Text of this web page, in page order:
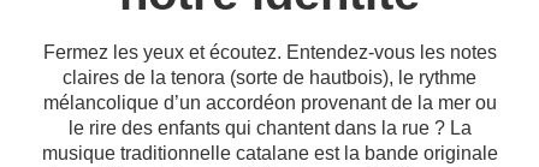
Fermez les yeux et écoutez. Entendez-vous les notes
claires de la tenora (sorte de hautbois), le rythme
mélancolique d’un accordéon provenant de la mer ou
le rire des enfants qui chantent dans la rue ? La
musique traditionnelle catalane est la bande originale